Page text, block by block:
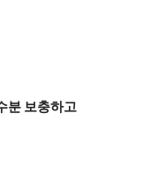
분 보충하고